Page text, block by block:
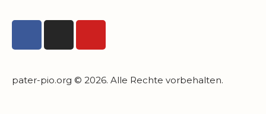
pater-pio.org © 2026. Alle Rechte vorbehalten.